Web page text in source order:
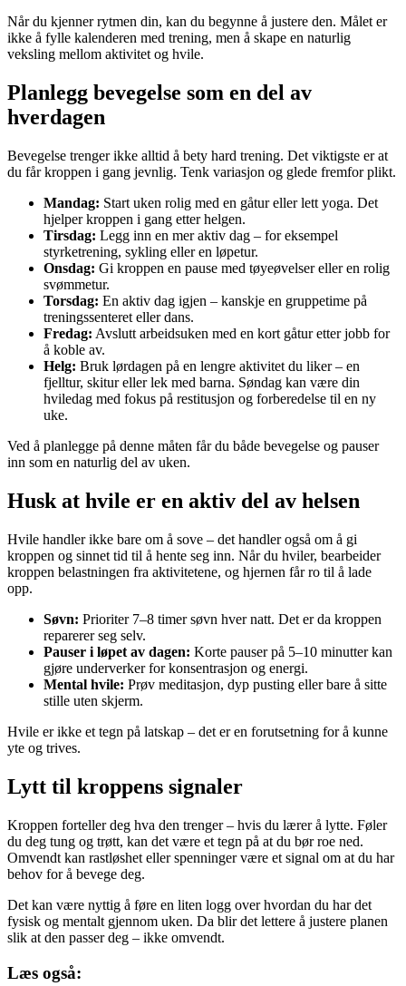
Når du kjenner rytmen din, kan du begynne å justere den. Målet er
ikke å fylle kalenderen med trening, men å skape en naturlig
veksling mellom aktivitet og hvile.
Planlegg bevegelse som en del av
hverdagen
Bevegelse trenger ikke alltid å bety hard trening. Det viktigste er at
du får kroppen i gang jevnlig. Tenk variasjon og glede fremfor plikt.
Mandag: Start uken rolig med en gåtur eller lett yoga. Det
hjelper kroppen i gang etter helgen.
Tirsdag: Legg inn en mer aktiv dag – for eksempel
styrketrening, sykling eller en løpetur.
Onsdag: Gi kroppen en pause med tøyeøvelser eller en rolig
svømmetur.
Torsdag: En aktiv dag igjen – kanskje en gruppetime på
treningssenteret eller dans.
Fredag: Avslutt arbeidsuken med en kort gåtur etter jobb for
å koble av.
Helg: Bruk lørdagen på en lengre aktivitet du liker – en
fjelltur, skitur eller lek med barna. Søndag kan være din
hviledag med fokus på restitusjon og forberedelse til en ny
uke.
Ved å planlegge på denne måten får du både bevegelse og pauser
inn som en naturlig del av uken.
Husk at hvile er en aktiv del av helsen
Hvile handler ikke bare om å sove – det handler også om å gi
kroppen og sinnet tid til å hente seg inn. Når du hviler, bearbeider
kroppen belastningen fra aktivitetene, og hjernen får ro til å lade
opp.
Søvn: Prioriter 7–8 timer søvn hver natt. Det er da kroppen
reparerer seg selv.
Pauser i løpet av dagen: Korte pauser på 5–10 minutter kan
gjøre underverker for konsentrasjon og energi.
Mental hvile: Prøv meditasjon, dyp pusting eller bare å sitte
stille uten skjerm.
Hvile er ikke et tegn på latskap – det er en forutsetning for å kunne
yte og trives.
Lytt til kroppens signaler
Kroppen forteller deg hva den trenger – hvis du lærer å lytte. Føler
du deg tung og trøtt, kan det være et tegn på at du bør roe ned.
Omvendt kan rastløshet eller spenninger være et signal om at du har
behov for å bevege deg.
Det kan være nyttig å føre en liten logg over hvordan du har det
fysisk og mentalt gjennom uken. Da blir det lettere å justere planen
slik at den passer deg – ikke omvendt.
Læs også: